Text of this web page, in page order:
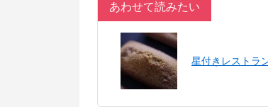
あわせて読みたい
星付きレストラ